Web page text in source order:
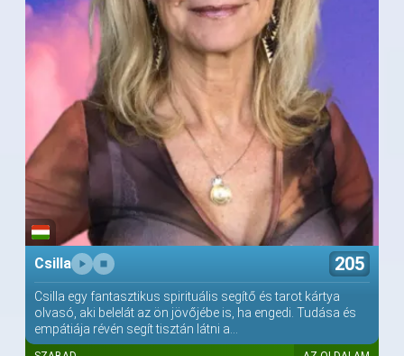
Csilla 205
Csilla egy fantasztikus spirituális segítő és tarot kártya
olvasó, aki belelát az ön jövőjébe is, ha engedi. Tudása és
empátiája révén segít tisztán látni a...